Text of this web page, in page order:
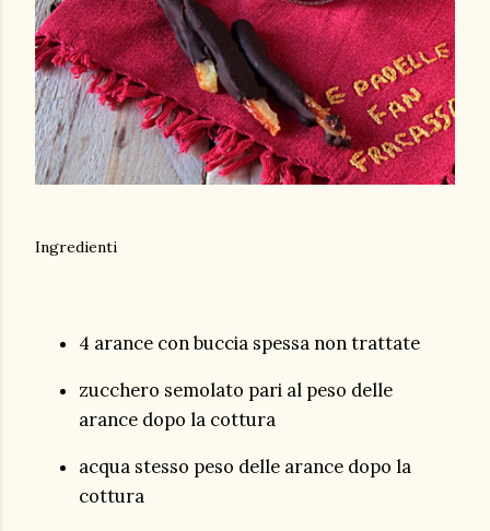
Ingredienti
4 arance con buccia spessa non trattate
zucchero semolato pari al peso delle
arance dopo la cottura
acqua stesso peso delle arance dopo la
cottura